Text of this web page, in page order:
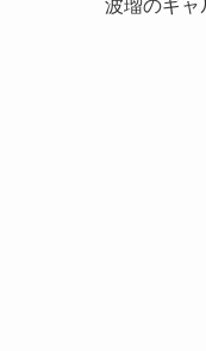
波瑠のギャ